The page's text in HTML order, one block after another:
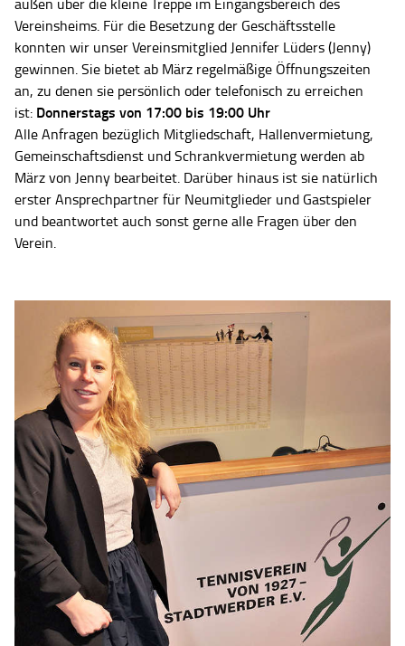
außen über die kleine Treppe im Eingangsbereich des
Vereinsheims. Für die Besetzung der Geschäftsstelle
konnten wir unser Vereinsmitglied Jennifer Lüders (Jenny)
gewinnen. Sie bietet ab März regelmäßige Öffnungszeiten
an, zu denen sie persönlich oder telefonisch zu erreichen
ist: Donnerstags von 17:00 bis 19:00 Uhr
Alle Anfragen bezüglich Mitgliedschaft, Hallenvermietung,
Gemeinschaftsdienst und Schrankvermietung werden ab
März von Jenny bearbeitet. Darüber hinaus ist sie natürlich
erster Ansprechpartner für Neumitglieder und Gastspieler
und beantwortet auch sonst gerne alle Fragen über den
Verein.